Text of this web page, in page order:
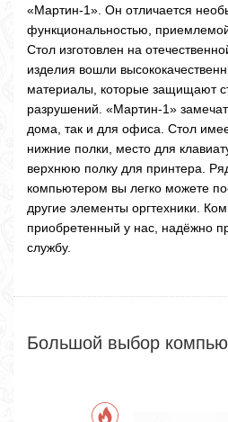
«Мартин-1». Он отличается
функциональностью,
Стол изготовлен на
изделия вошли
материалы, которые защищают
разрушений. «Мартин-1»
дома, так и для офиса. Стол
нижние полки, место для
верхнюю полку для принтера.
компьютером вы легко можете
другие элементы оргтехники.
приобретенный у нас, надёжно
службу.
Большой выбор